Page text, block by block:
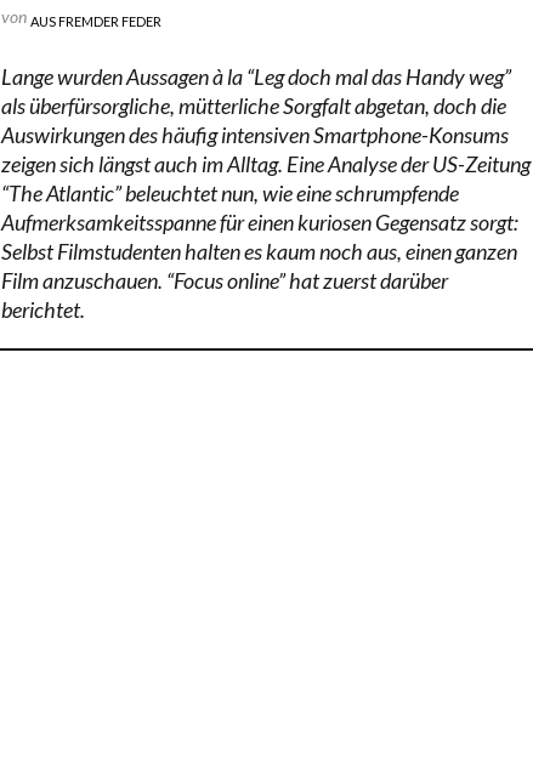
von AUS FREMDER FEDER
Lange wurden Aussagen à la “Leg doch mal das Handy weg”
als überfürsorgliche, mütterliche Sorgfalt abgetan, doch die
Auswirkungen des häufig intensiven Smartphone-Konsums
zeigen sich längst auch im Alltag. Eine Analyse der US-Zeitung
“The Atlantic” beleuchtet nun, wie eine schrumpfende
Aufmerksamkeitsspanne für einen kuriosen Gegensatz sorgt:
Selbst Filmstudenten halten es kaum noch aus, einen ganzen
Film anzuschauen. “Focus online” hat zuerst darüber
berichtet.